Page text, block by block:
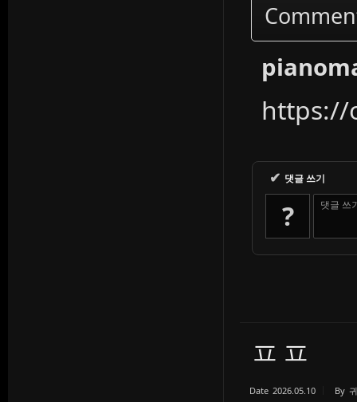
https://
✔ 댓글 쓰기
? 댓글 쓰
ㅍㅍ
Date 2026.05.10 By